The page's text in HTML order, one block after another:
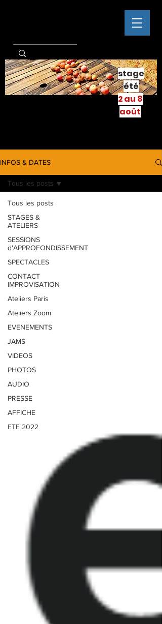
stage
été
2 au 8
août
INFOS & DATES
Tous les posts
STAGES &
ATELIERS
SESSIONS
d'APPROFONDISSEMENT
SPECTACLES
CONTACT
IMPROVISATION
Ateliers Paris
Ateliers Zoom
EVENEMENTS
JAMS
VIDEOS
PHOTOS
AUDIO
PRESSE
AFFICHE
ETE 2022
Tous les posts